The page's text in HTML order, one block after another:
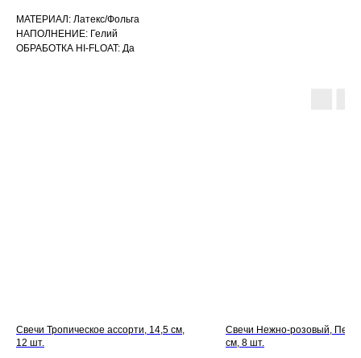
МАТЕРИАЛ: Латекс/Фольга
НАПОЛНЕНИЕ: Гелий
ОБРАБОТКА HI-FLOAT: Да
Свечи Тропическое ассорти, 14,5 см,
12 шт.
Свечи Нежно-розовый,
см, 8 шт.